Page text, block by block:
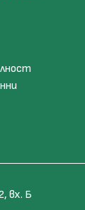
вх. Б